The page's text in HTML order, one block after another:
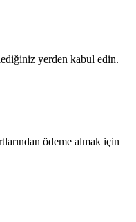
yerden kabul edin.
ödeme almak için